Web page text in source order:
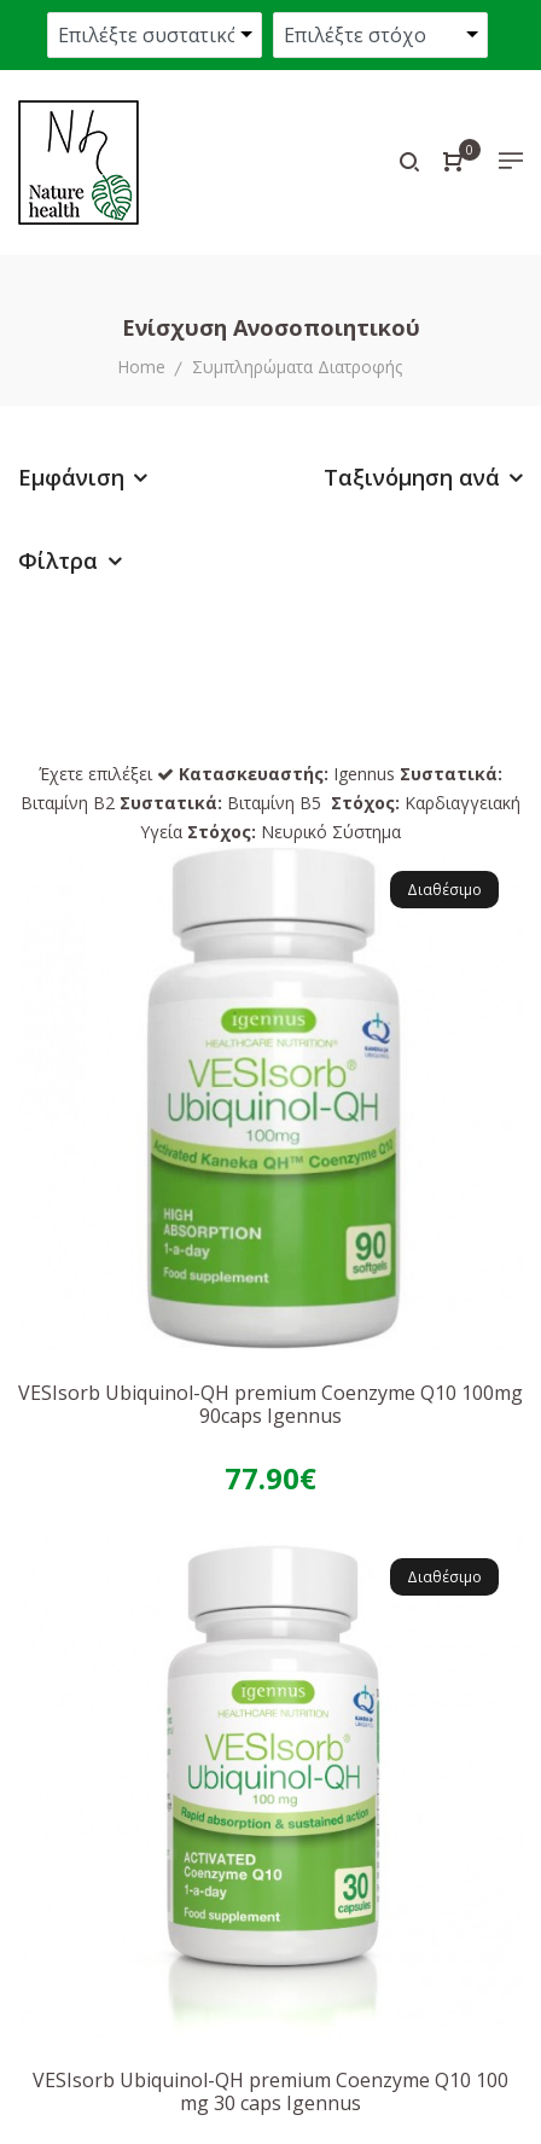
0
Ενίσχυση Ανοσοποιητικού
Home Συμπληρώματα Διατροφής
Εμφάνιση Ταξινόμηση ανά
Φίλτρα
Έχετε επιλέξει Κατασκευαστής: Igennus Συστατικά:
Βιταμίνη Β2 Συστατικά: Βιταμίνη B5 Στόχος: Καρδιαγγειακή
Υγεία Στόχος: Νευρικό Σύστημα
Διαθέσιμο
VESIsorb Ubiquinol-QH premium Coenzyme Q10 100mg
90caps Igennus
77.90€
Διαθέσιμο
VESIsorb Ubiquinol-QH premium Coenzyme Q10 100
mg 30 caps Igennus